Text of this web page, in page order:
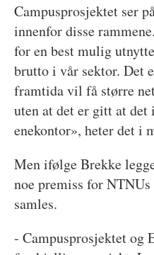
Campusprosjektet ser
innenfor disse
for en best mulig
brutto i vår sektor. Det
framtida vil få større
uten at det er gitt at
enekontor», heter det i
Men ifølge Brekke
noe premiss for
samles.
- Campusprosjektet og